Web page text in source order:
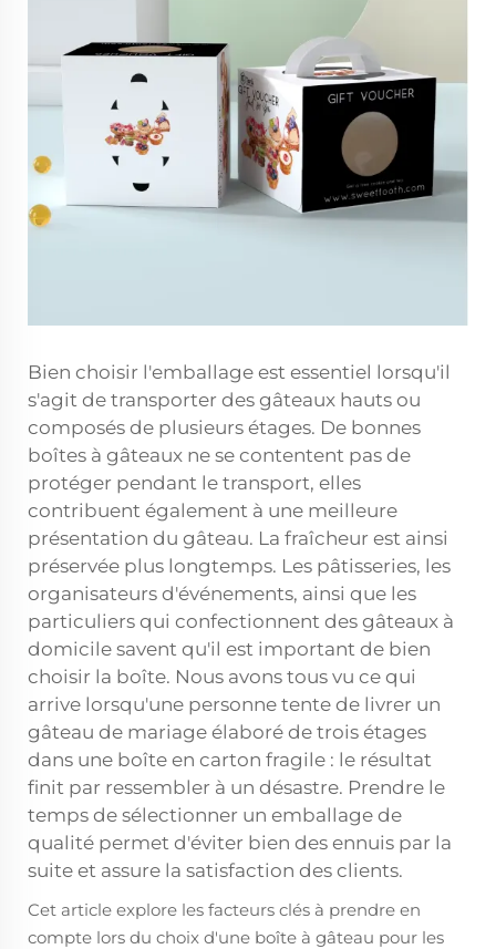
Bien choisir l'emballage est essentiel lorsqu'il
s'agit de transporter des gâteaux hauts ou
composés de plusieurs étages. De bonnes
boîtes à gâteaux ne se contentent pas de
protéger pendant le transport, elles
contribuent également à une meilleure
présentation du gâteau. La fraîcheur est ainsi
préservée plus longtemps. Les pâtisseries, les
organisateurs d'événements, ainsi que les
particuliers qui confectionnent des gâteaux à
domicile savent qu'il est important de bien
choisir la boîte. Nous avons tous vu ce qui
arrive lorsqu'une personne tente de livrer un
gâteau de mariage élaboré de trois étages
dans une boîte en carton fragile : le résultat
finit par ressembler à un désastre. Prendre le
temps de sélectionner un emballage de
qualité permet d'éviter bien des ennuis par la
suite et assure la satisfaction des clients.
Cet article explore les facteurs clés à prendre en
compte lors du choix d'une boîte à gâteau pour les